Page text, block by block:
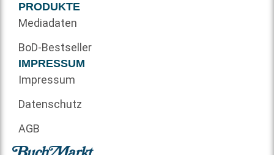
PRODUKTE
Mediadaten
BoD-Bestseller
IMPRESSUM
Impressum
Datenschutz
AGB